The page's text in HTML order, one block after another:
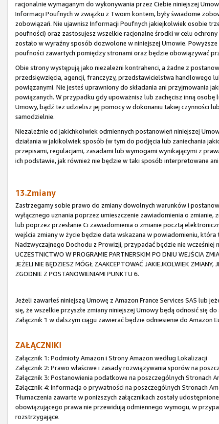
racjonalnie wymaganym do wykonywania przez Ciebie niniejszej
Informacji Poufnych w związku z Twoim kontem, były świadome
zobowiązań. Nie ujawnisz Informacji Poufnych jakiejkolwiek osobie
poufności) oraz zastosujesz wszelkie racjonalne środki w celu
zostało w wyraźny sposób dozwolone w niniejszej Umowie.
poufności zawartych pomiędzy stronami oraz będzie obowiązywać
Obie strony występują jako niezależni kontrahenci, a żadne z
przedsięwzięcia, agencji, franczyzy, przedstawicielstwa handlowego
powiązanymi. Nie jesteś uprawniony do składania ani przyjmowania
powiązanych. W przypadku gdy upoważnisz lub zachęcisz inną
Umowy, bądź też udzielisz jej pomocy w dokonaniu takiej czynności
samodzielnie.
Niezależnie od jakichkolwiek odmiennych postanowień niniejszej
działania w jakikolwiek sposób (w tym do podjęcia lub zaniechania
przepisami, regulacjami, zasadami lub wymogami wynikającymi z
ich podstawie, jak również nie będzie w taki sposób interpretowane
13.Zmiany
Zastrzegamy sobie prawo do zmiany dowolnych warunków i
wyłącznego uznania poprzez umieszczenie zawiadomienia o
lub poprzez przesłanie Ci zawiadomienia o zmianie pocztą
wejścia zmiany w życie będzie data wskazana w powiadomieniu,
Nadzwyczajnego Dochodu z Prowizji, przypadać będzie nie
UCZESTNICTWO W PROGRAMIE PARTNERSKIM PO DNIU WEJŚCIA
JEŻELI NIE BĘDZIESZ MÓGŁ ZAAKCEPTOWAĆ JAKIEJKOLWIEK
ZGODNIE Z POSTANOWIENIAMI PUNKTU 6.
Jeżeli zawarłeś niniejszą Umowę z Amazon France Services SAS lub
się, że wszelkie przyszłe zmiany niniejszej Umowy będą odnosić się
Załącznik 1 w dalszym ciągu zawierać będzie odniesienie do Amazon
ZAŁĄCZNIKI
Załącznik 1: Podmioty Amazon i Strony Amazon według Lokalizacji
Załącznik 2: Prawo właściwe i zasady rozwiązywania sporów na
Załącznik 3: Postanowienia podatkowe na poszczególnych Stronach
Załącznik 4: Informacja o prywatności na poszczególnych Stronach
Tłumaczenia zawarte w poniższych załącznikach zostały
obowiązującego prawa nie przewidują odmiennego wymogu, w
rozstrzygające.